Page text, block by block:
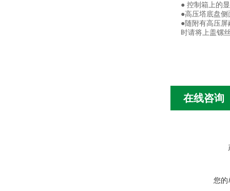
● 控制箱上的
●高压塔底盘
●随附有高压
时请将上盖镙
在线咨询
您的